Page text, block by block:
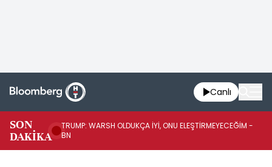
Canlı
SON
DAKİKA
TRUMP: WARSH OLDUKÇA İYİ, ONU ELEŞTİRMEYECEĞİM -
BN